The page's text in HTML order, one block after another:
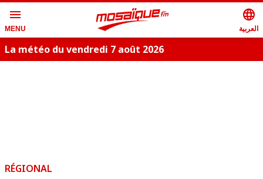
menu
MENU
language
العربية
La météo du vendredi 7 août 2026
RÉGIONAL